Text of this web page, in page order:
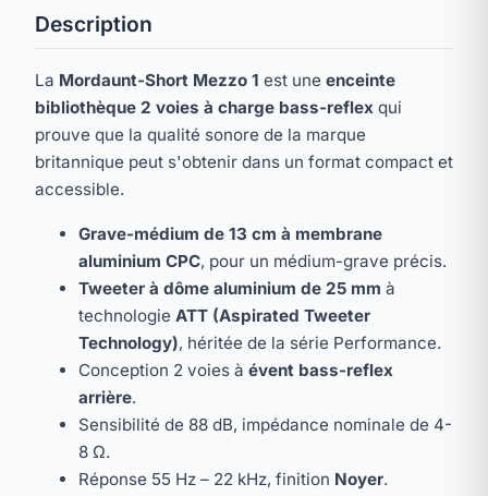
Description
La Mordaunt-Short Mezzo 1 est une enceinte
bibliothèque 2 voies à charge bass-reflex qui
prouve que la qualité sonore de la marque
britannique peut s'obtenir dans un format compact et
accessible.
Grave-médium de 13 cm à membrane
aluminium CPC, pour un médium-grave précis.
Tweeter à dôme aluminium de 25 mm à
technologie ATT (Aspirated Tweeter
Technology), héritée de la série Performance.
Conception 2 voies à évent bass-reflex
arrière.
Sensibilité de 88 dB, impédance nominale de 4-
8 Ω.
Réponse 55 Hz – 22 kHz, finition Noyer.